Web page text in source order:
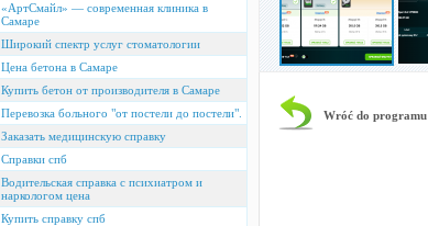
«АртСмайл» — современная клиника в
Самаре
Широкий спектр услуг стоматологии
Цена бетона в Самаре
Купить бетон от производителя в Самаре
Перевозка больного "от постели до постели".
Заказать медицинскую справку
Справки спб
Водительская справка с психиатром и
наркологом цена
Купить справку спб
Wróć do programu